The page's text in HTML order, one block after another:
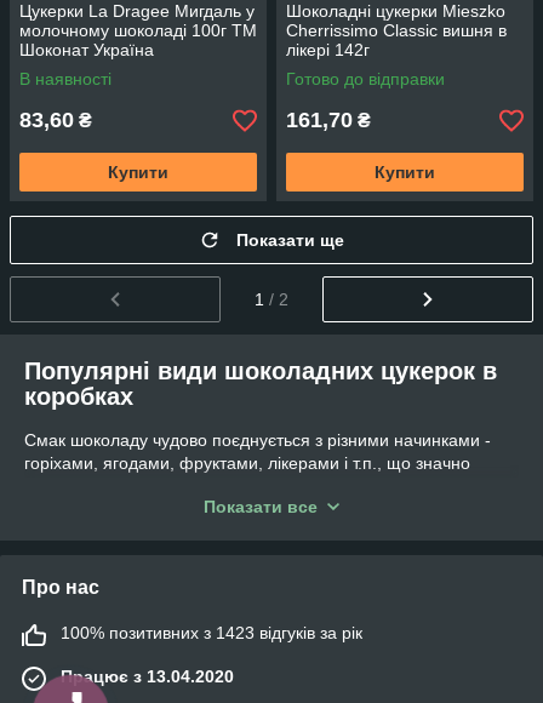
Цукерки La Dragee Мигдаль у
молочному шоколаді 100г TM
Шоконат Україна
В наявності
83,60 ₴
Купити
Шоколадні цукерки Mieszko
Cherrissimo Classic вишня в
лікері 142г
Готово до відправки
161,70 ₴
Купити
Показати ще
1 / 2
Популярні види шоколадних цукерок в
коробках
Смак шоколаду чудово поєднується з різними начинками -
горіхами, ягодами, фруктами, лікерами і т.п., що значно
драже купити оптомви можете в нашому
Показати все
Про нас
100% позитивних з 1423 відгуків за рік
Працює з 13.04.2020